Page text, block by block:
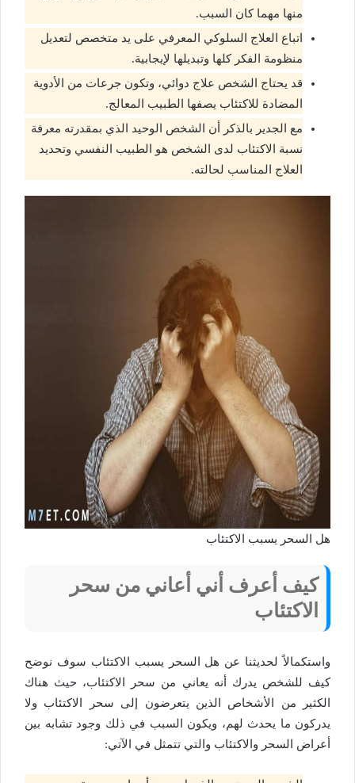
منها مهما كان السبب.
اتباع العلاج السلوكي المعرفي على يد متخصص لتعديل
منظومة الفكر كلها وتبديلها لإيجابية.
قد يحتاج الشخص علاج دوائي، وتكون جرعات من الأدوية
المضادة للاكتئاب يصفها الطبيب المعالج.
مع الجدير بالذكر أن الشخص الوحيد الذي بمقدرته معرفة
نسبة الاكتئاب لدى الشخص هو الطبيب النفسي وتحديد
العلاج المناسب لحالته.
هل السحر يسبب الاكتئاب
كيف أعرف أني أعاني من سحر
الاكتئاب
واستكمالاً لحديثنا عن هل السحر يسبب الاكتئاب سوف نوضح
كيف للشخص يدرك أنه يعاني من سحر الاكتئاب، حيث هناك
الكثير من الأشخاص الذين يتعرضون إلى سحر الاكتئاب ولا
يدركون ما يحدث لهم، ويكون السبب في ذلك وجود تشابه بين
أعراض السحر والاكتئاب والتي تتمثل في الآتي: